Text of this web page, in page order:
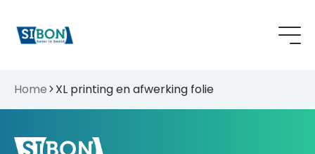
Home XL printing en afwerking folie